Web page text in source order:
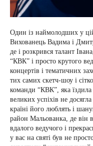
Один із наймолодших у
Вихованець Вадима і
де і розкрився талант
“КВК” і просто крутого
концертів і тематичних
тих самих скетч-шоу і
команди “КВК”, яка
великих успіхів не
країні його люблять і
район Мальованка, де він
вдалого ведучого і
у вас на святі був не